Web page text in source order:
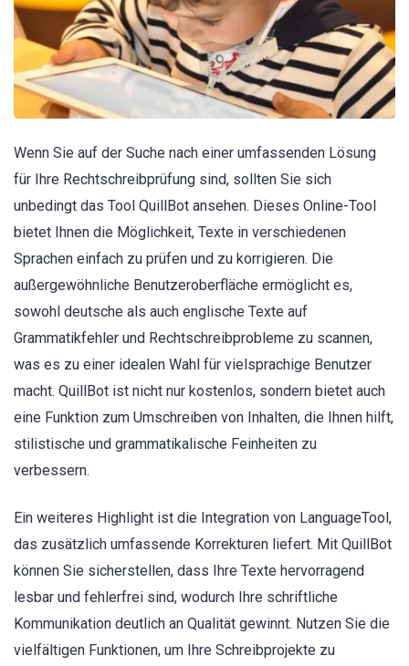
Wenn Sie auf der Suche nach einer umfassenden Lösung
für Ihre Rechtschreibprüfung sind, sollten Sie sich
unbedingt das Tool QuillBot ansehen. Dieses Online-Tool
bietet Ihnen die Möglichkeit, Texte in verschiedenen
Sprachen einfach zu prüfen und zu korrigieren. Die
außergewöhnliche Benutzeroberfläche ermöglicht es,
sowohl deutsche als auch englische Texte auf
Grammatikfehler und Rechtschreibprobleme zu scannen,
was es zu einer idealen Wahl für vielsprachige Benutzer
macht. QuillBot ist nicht nur kostenlos, sondern bietet auch
eine Funktion zum Umschreiben von Inhalten, die Ihnen hilft,
stilistische und grammatikalische Feinheiten zu
verbessern.
Ein weiteres Highlight ist die Integration von LanguageTool,
das zusätzlich umfassende Korrekturen liefert. Mit QuillBot
können Sie sicherstellen, dass Ihre Texte hervorragend
lesbar und fehlerfrei sind, wodurch Ihre schriftliche
Kommunikation deutlich an Qualität gewinnt. Nutzen Sie die
vielfältigen Funktionen, um Ihre Schreibprojekte zu